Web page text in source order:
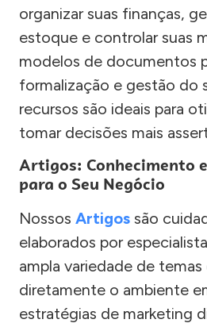
organizar suas finanças,
estoque e controlar suas
modelos de documentos
formalização e gestão do
recursos são ideais para
tomar decisões mais
Artigos: Conhecimento
para o Seu Negócio
Nossos Artigos são
elaborados por
ampla variedade de
diretamente o ambiente
estratégias de marketing